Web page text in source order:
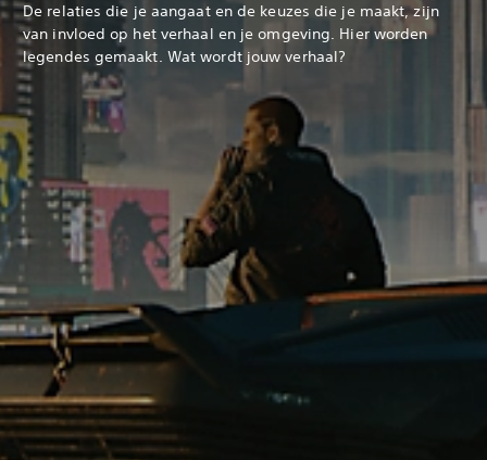
De relaties die je aangaat en de keuzes die je maakt, zijn
van invloed op het verhaal en je omgeving. Hier worden
legendes gemaakt. Wat wordt jouw verhaal?